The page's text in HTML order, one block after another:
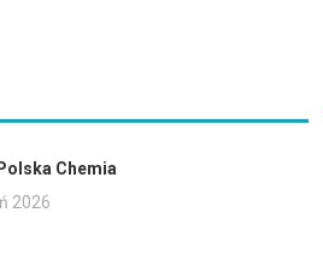
Chemia
2026